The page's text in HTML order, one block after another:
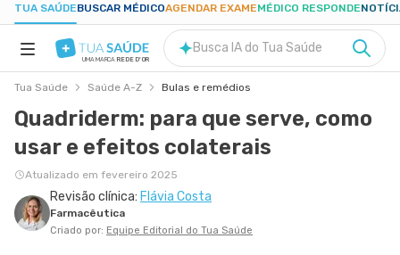
TUA SAÚDEBUSCAR MÉDICOAGENDAR EXAMEMÉDICO RESPONDE
NUTRIÇÃO
GRAVIDEZ
UMA MARCA REDE D'OR
Busca IA do Tua Saúde
Tua Saúde Saúde A-Z Bulas e remédios
Quadriderm: para que serve, como
usar e efeitos colaterais
Atualizado em fevereiro 2025
Revisão clínica: Flávia Costa
Farmacêutica
Criado por: Equipe Editorial do Tua Saúde